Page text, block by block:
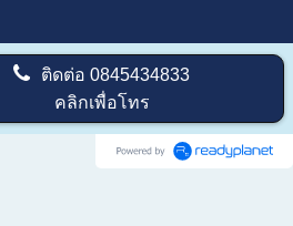
ติดต่อ0845434833
คลิกเพื่อโทร